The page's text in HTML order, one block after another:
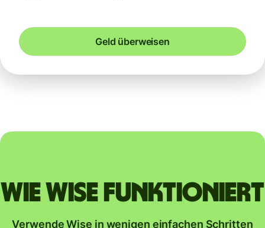
Geld überweisen
Wie Wise funktioniert
Verwende Wise in wenigen einfachen Schritten